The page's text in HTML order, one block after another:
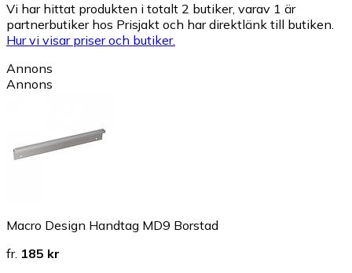
Vi har hittat produkten i totalt 2 butiker, varav 1 är
partnerbutiker hos Prisjakt och har direktlänk till butiken.
Hur vi visar priser och butiker.
Annons
Annons
Macro Design Handtag MD9 Borstad
fr. 185 kr